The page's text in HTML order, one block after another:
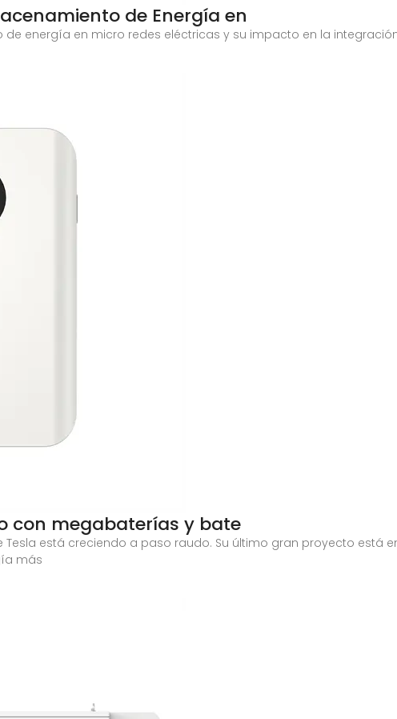
de Energía en
energía en micro redes eléctricas y su impacto en la
con megabaterías y bate
Tesla está creciendo a paso raudo. Su último gran proyecto está
más